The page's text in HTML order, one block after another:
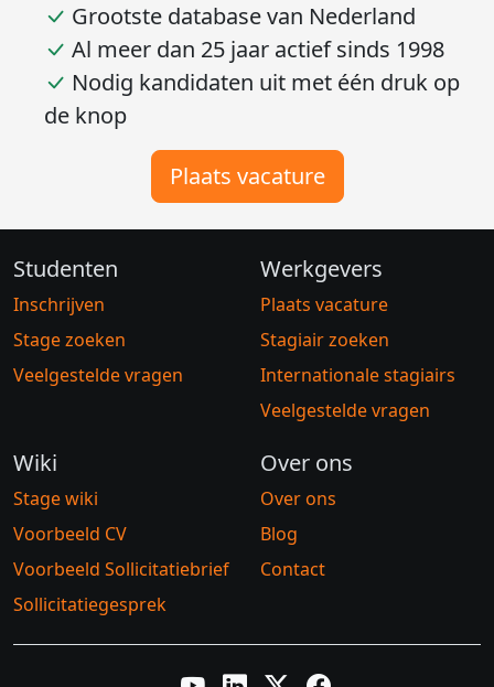
Grootste database van Nederland
Al meer dan 25 jaar actief sinds 1998
Nodig kandidaten uit met één druk op
de knop
Plaats vacature
Studenten
Inschrijven
Stage zoeken
Veelgestelde vragen
Werkgevers
Plaats vacature
Stagiair zoeken
Internationale stagiairs
Veelgestelde vragen
Wiki
Stage wiki
Voorbeeld CV
Voorbeeld Sollicitatiebrief
Sollicitatiegesprek
Over ons
Over ons
Blog
Contact